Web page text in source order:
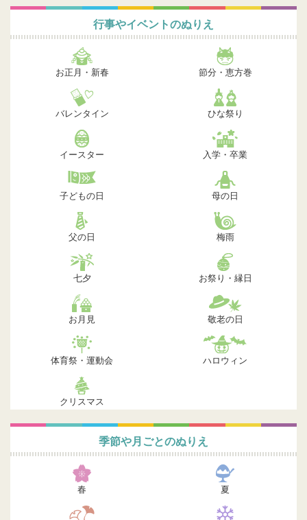
行事やイベントのぬりえ
お正月・新春 節分・恵方巻
バレンタイン ひな祭り
イースター 入学・卒業
子どもの日 母の日
父の日 梅雨
七夕 お祭り・縁日
お月見 敬老の日
体育祭・運動会 ハロウィン
クリスマス
季節や月ごとのぬりえ
春 夏